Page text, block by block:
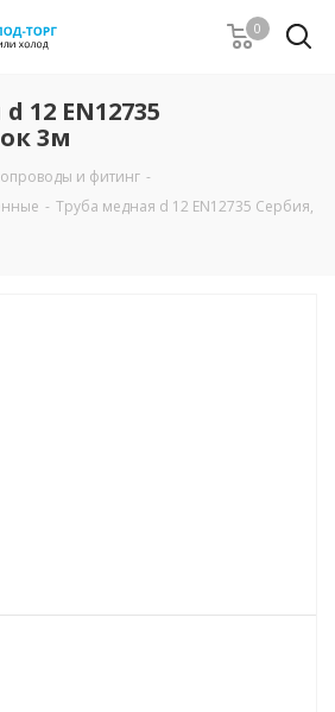
0
12 EN12735
3м
и фитинг -
- Труба медная d 12 EN12735 Сербия,